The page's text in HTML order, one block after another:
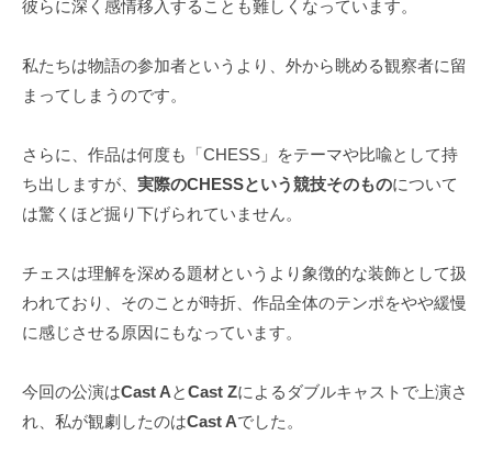
彼らに深く感情移入することも難しくなっています。
私たちは物語の参加者というより、外から眺める観察者に留
まってしまうのです。
さらに、作品は何度も「CHESS」をテーマや比喩として持
ち出しますが、 実際のCHESSという競技そのものについて
は驚くほど掘り下げられていません。
チェスは理解を深める題材というより象徴的な装飾として扱
われており、そのことが時折、作品全体のテンポをやや緩慢
に感じさせる原因にもなっています。
今回の公演はCast AとCast Zによるダブルキャストで上演さ
れ、私が観劇したのはCast Aでした。